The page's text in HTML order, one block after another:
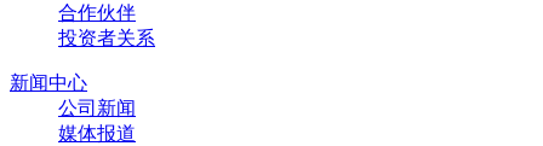
合作伙伴
投资者关系
新闻中心
公司新闻
媒体报道